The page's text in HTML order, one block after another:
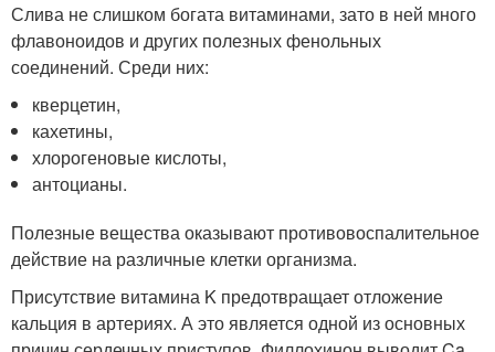
Слива не слишком богата витаминами, зато в ней много
флавоноидов и других полезных фенольных
соединений. Среди них:
кверцетин,
кахетины,
хлорогеновые кислоты,
антоцианы.
Полезные вещества оказывают противовоспалительное
действие на различные клетки организма.
Присутствие витамина K предотвращает отложение
кальция в артериях. А это является одной из основных